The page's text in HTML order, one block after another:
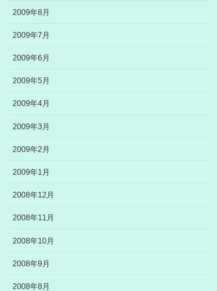
2009年8月
2009年7月
2009年6月
2009年5月
2009年4月
2009年3月
2009年2月
2009年1月
2008年12月
2008年11月
2008年10月
2008年9月
2008年8月